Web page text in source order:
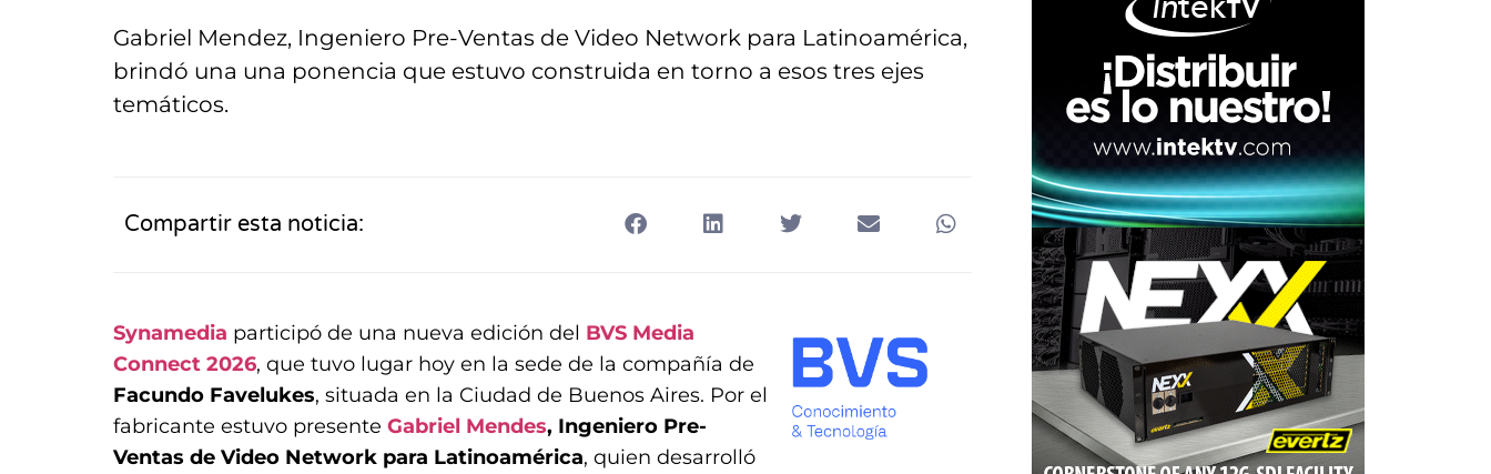
Gabriel Mendez, Ingeniero Pre-Ventas de Video Network para Latinoamérica,
brindó una una ponencia que estuvo construida en torno a esos tres ejes
temáticos.
Compartir esta noticia:
Synamedia participó de una nueva edición del BVS Media
Connect 2026, que tuvo lugar hoy en la sede de la compañía de
Facundo Favelukes, situada en la Ciudad de Buenos Aires. Por el
fabricante estuvo presente Gabriel Mendes, Ingeniero Pre-
Ventas de Video Network para Latinoamérica, quien desarrolló